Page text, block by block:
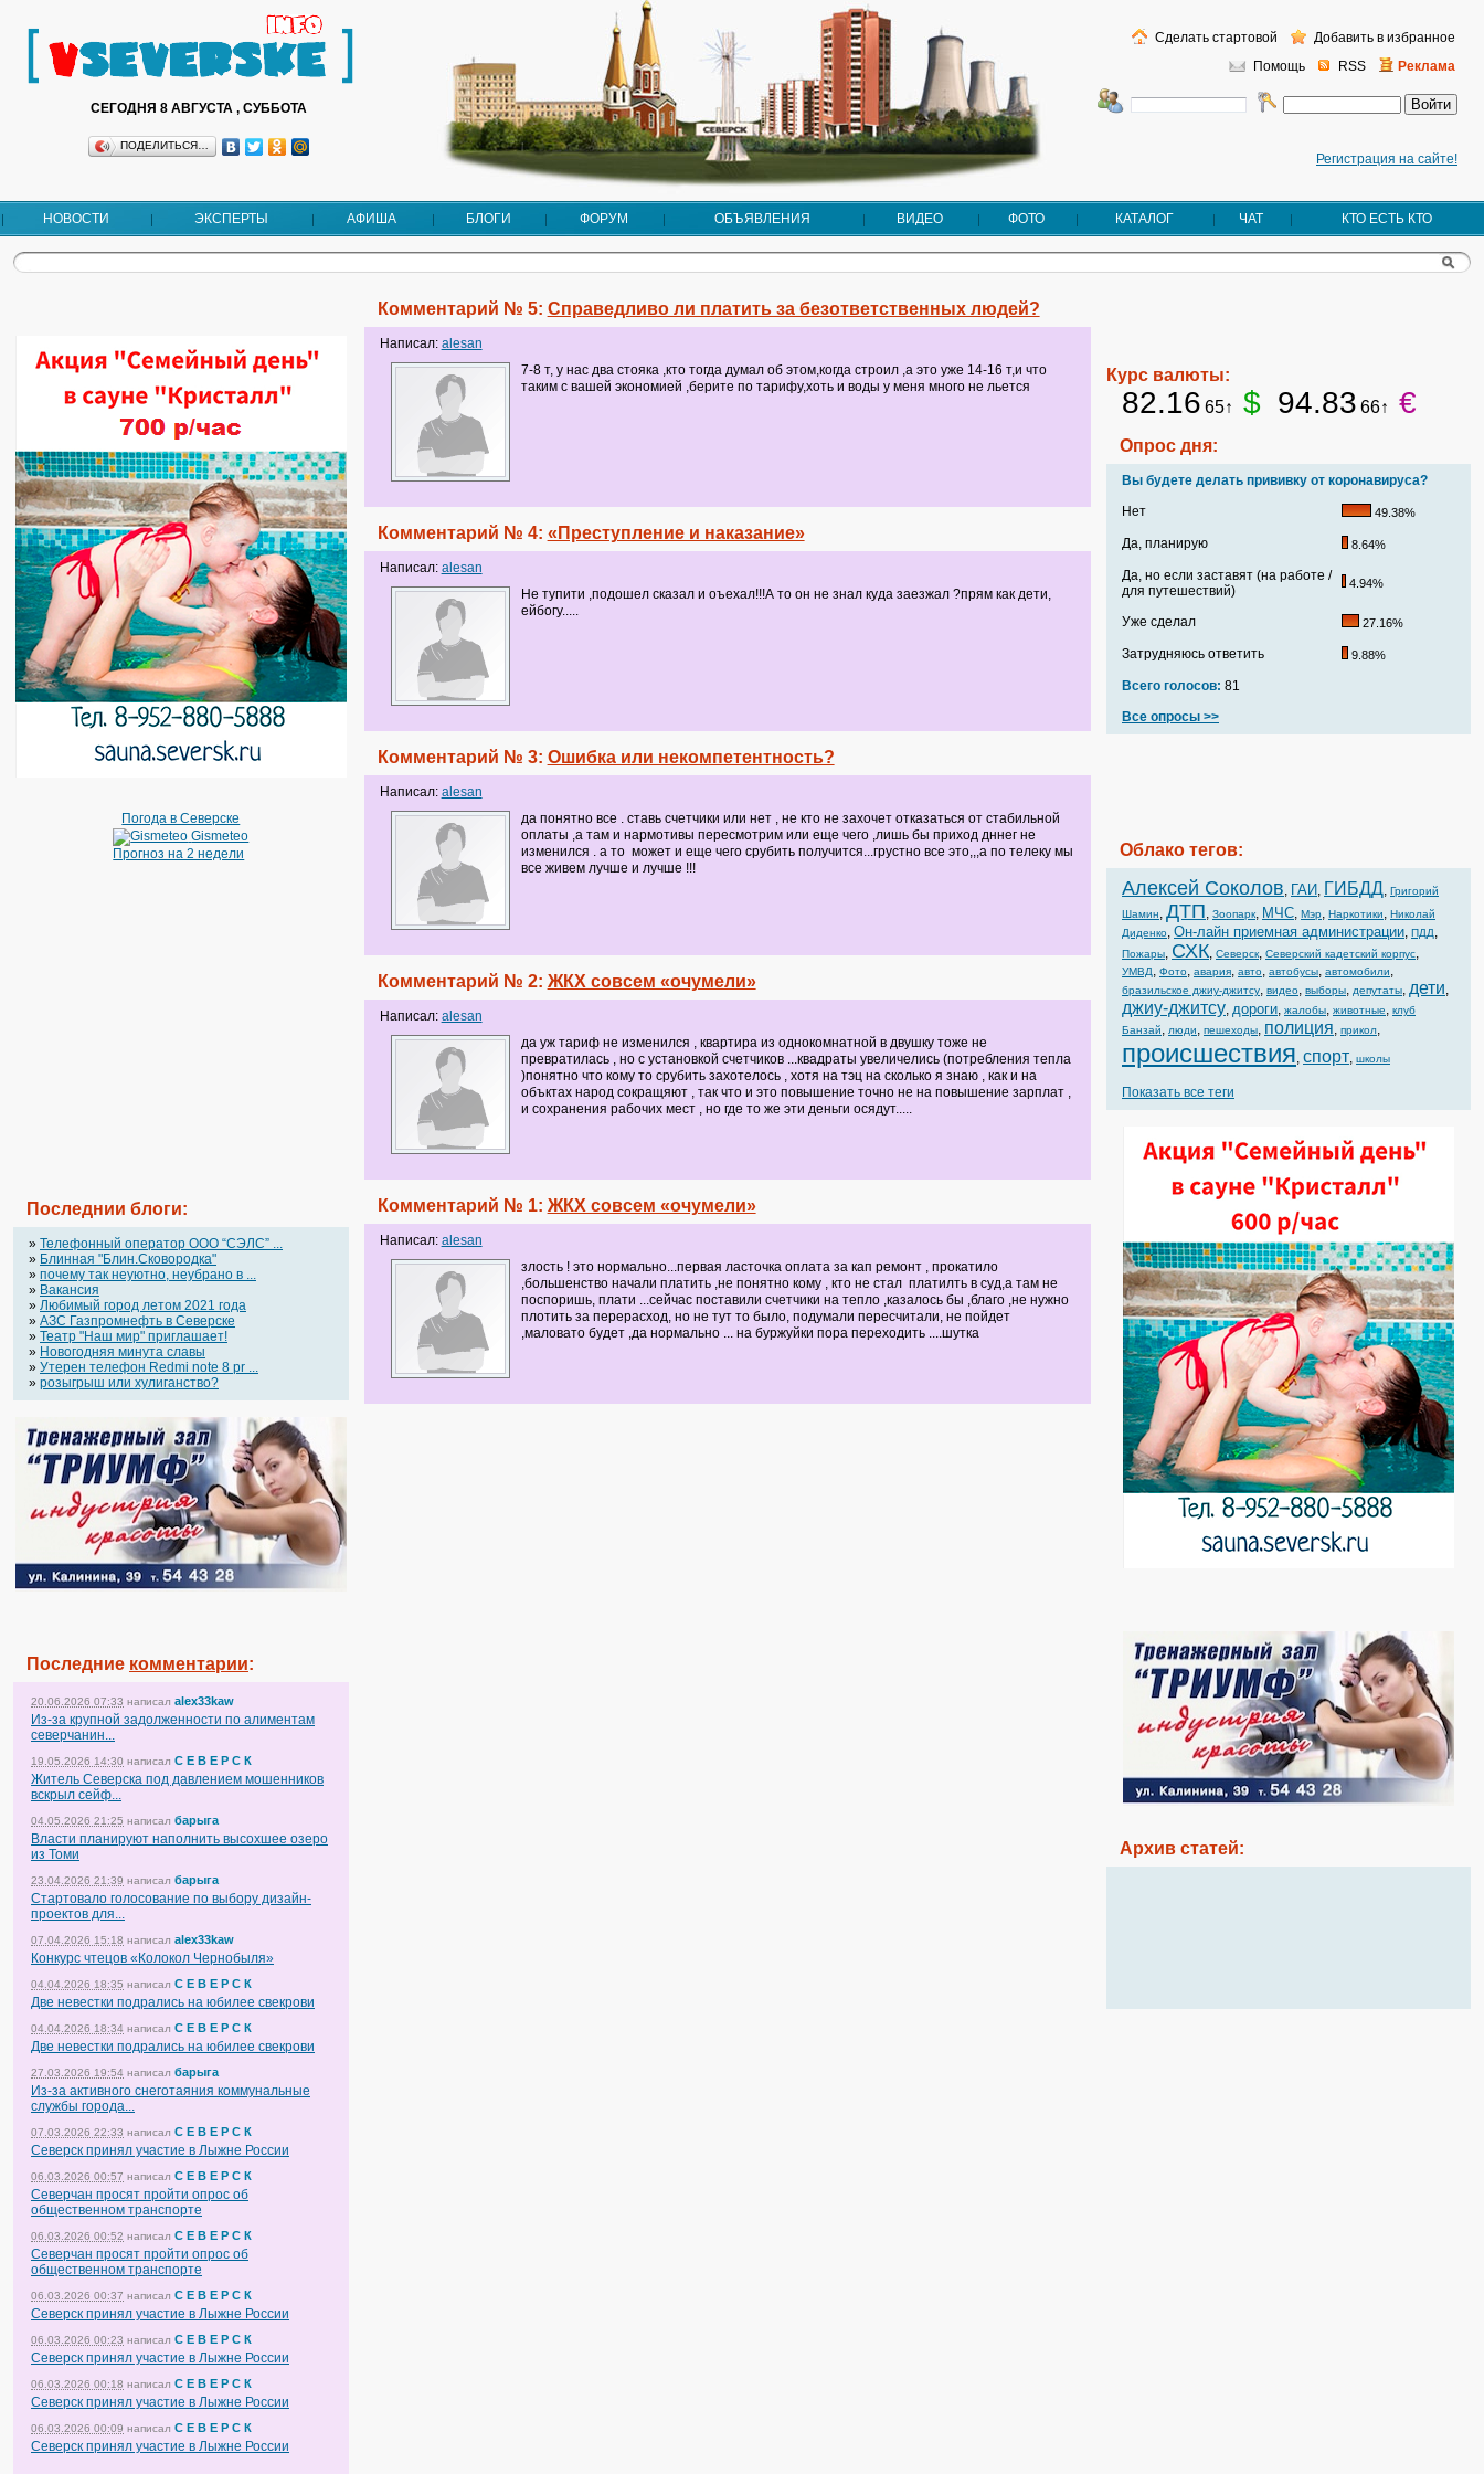
СЕГОДНЯ 8 АВГУСТА , СУББОТА
ПОДЕЛИТЬСЯ…
Регистрация на сайте!
Помощь RSS Реклама
Сделать стартовой Добавить в избранное
НОВОСТИ ЭКСПЕРТЫ АФИША БЛОГИ ФОРУМ ОБЪЯВЛЕНИЯ ВИДЕО ФОТО КАТАЛОГ ЧАТ КТО ЕСТЬ КТО
Погода в Северске
Gismeteo
Прогноз на 2 недели
Последнии блоги:
» Телефонный оператор OOO “СЭЛС” ...
» Блинная "Блин.Сковородка"
» почему так неуютно, неубрано в ...
» Вакансия
» Любимый город летом 2021 года
» АЗС Газпромнефть в Северске
» Театр "Наш мир" приглашает!
» Новогодняя минута славы
» Утерен телефон Redmi note 8 pr ...
» розыгрыш или хулиганство?
Последние комментарии:
20.06.2026 07:33 написал alex33kaw
Из-за крупной задолженности по алиментам
северчанин...
19.05.2026 14:30 написал С Е В Е Р С К
Житель Северска под давлением мошенников
вскрыл сейф...
04.05.2026 21:25 написал барыга
Власти планируют наполнить высохшее озеро
из Томи
23.04.2026 21:39 написал барыга
Стартовало голосование по выбору дизайн-
проектов для...
07.04.2026 15:18 написал alex33kaw
Конкурс чтецов «Колокол Чернобыля»
04.04.2026 18:35 написал С Е В Е Р С К
Две невестки подрались на юбилее свекрови
04.04.2026 18:34 написал С Е В Е Р С К
Две невестки подрались на юбилее свекрови
27.03.2026 19:54 написал барыга
Из-за активного снеготаяния коммунальные
службы города...
07.03.2026 22:33 написал С Е В Е Р С К
Северск принял участие в Лыжне России
06.03.2026 00:57 написал С Е В Е Р С К
Северчан просят пройти опрос об
общественном транспорте
06.03.2026 00:52 написал С Е В Е Р С К
Северчан просят пройти опрос об
общественном транспорте
06.03.2026 00:37 написал С Е В Е Р С К
Северск принял участие в Лыжне России
06.03.2026 00:23 написал С Е В Е Р С К
Северск принял участие в Лыжне России
06.03.2026 00:18 написал С Е В Е Р С К
Северск принял участие в Лыжне России
06.03.2026 00:09 написал С Е В Е Р С К
Северск принял участие в Лыжне России
Комментарий № 5: Справедливо ли платить за безответственных людей?
Написал: alesan
7-8 т, у нас два стояка ,кто тогда думал об этом,когда строил ,а это уже 14-16 т,и что
таким с вашей экономией ,берите по тарифу,хоть и воды у меня много не льется
Комментарий № 4: «Преступление и наказание»
Написал: alesan
Не тупити ,подошел сказал и оъехал!!!А то он не знал куда заезжал ?прям как дети,
ейбогу.....
Комментарий № 3: Ошибка или некомпетентность?
Написал: alesan
да понятно все . ставь счетчики или нет , не кто не захочет отказаться от стабильной
оплаты ,а там и нармотивы пересмотрим или еще чего ,лишь бы приход дннег не
изменился . а то может и еще чего срубить получится...грустно все это,,,а по телеку мы
все живем лучше и лучше !!!
Комментарий № 2: ЖКХ совсем «очумели»
Написал: alesan
да уж тариф не изменился , квартира из однокомнатной в двушку тоже не
превратилась , но с установкой счетчиков ...квадраты увеличелись (потребления тепла
)понятно что кому то срубить захотелось , хотя на тэц на сколько я знаю , как и на
объктах народ сокращяют , так что и это повышение точно не на повышение зарплат ,
и сохранения рабочих мест , но где то же эти деньги осядут.....
Комментарий № 1: ЖКХ совсем «очумели»
Написал: alesan
злость ! это нормально...первая ласточка оплата за кап ремонт , прокатило
,большенство начали платить ,не понятно кому , кто не стал платилть в суд,а там не
поспоришь, плати ...сейчас поставили счетчики на тепло ,казалось бы ,благо ,не нужно
плотить за перерасход, но не тут то было, подумали пересчитали, не пойдет
,маловато будет ,да нормально ... на буржуйки пора переходить ....шутка
Курс валюты:
82.16 65↑ $ 94.83 66↑ €
Опрос дня:
Вы будете делать прививку от коронавируса?
Нет
49.38%
Да, планирую 8.64%
Да, но если заставят (на работе /
для путешествий)
4.94%
Уже сделал 27.16%
Затрудняюсь ответить 9.88%
Всего голосов: 81
Все опросы >>
Облако тегов:
Алексей Соколов, ГАИ, ГИБДД, Григорий
Шамин, ДТП, Зоопарк, МЧС, Мэр, Наркотики, Николай
Диденко, Он-лайн приемная администрации, ПДД,
Пожары, СХК, Северск, Северский кадетский корпус,
УМВД, Фото, авария, авто, автобусы, автомобили,
бразильское джиу-джитсу, видео, выборы, депутаты, дети,
джиу-джитсу, дороги, жалобы, животные, клуб
Банзай, люди, пешеходы, полиция, прикол,
происшествия, спорт, школы
Показать все теги
Архив статей: